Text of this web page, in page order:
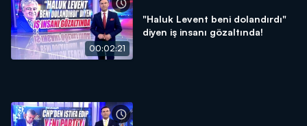
00:02:21
"Haluk Levent beni dolandırdı"
diyen iş insanı gözaltında!